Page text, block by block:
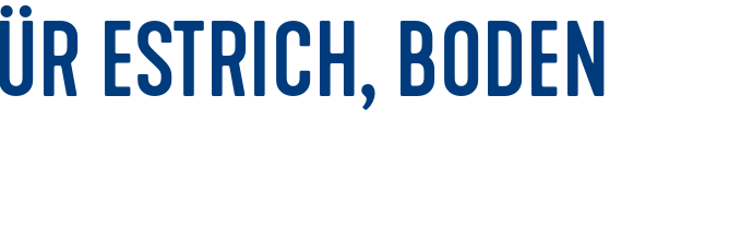
ESTRICH, BODEN